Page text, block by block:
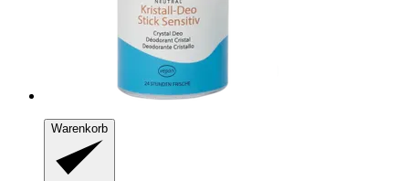
Warenkorb